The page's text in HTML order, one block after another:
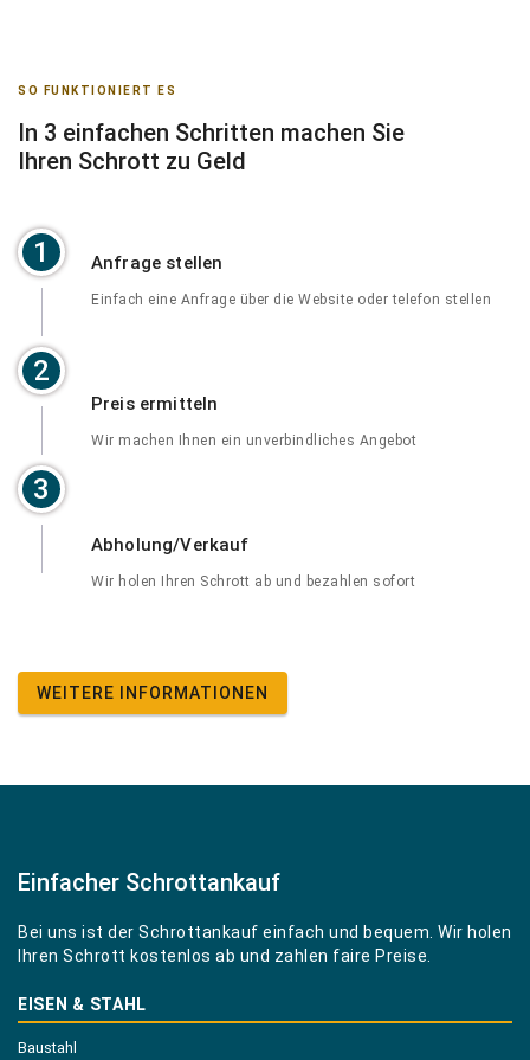
SO FUNKTIONIERT ES
In 3 einfachen Schritten machen Sie
Ihren Schrott zu Geld
1
2
3
Anfrage stellen
Einfach eine Anfrage über die Website oder telefon stellen
Preis ermitteln
Wir machen Ihnen ein unverbindliches Angebot
Abholung/Verkauf
Wir holen Ihren Schrott ab und bezahlen sofort
WEITERE INFORMATIONEN
Einfacher Schrottankauf
Bei uns ist der Schrottankauf einfach und bequem. Wir holen
Ihren Schrott kostenlos ab und zahlen faire Preise.
EISEN & STAHL
Baustahl